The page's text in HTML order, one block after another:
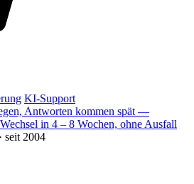
KI-Support
Antworten kommen spät —
in 4 – 8 Wochen, ohne Ausfall
seit 2004